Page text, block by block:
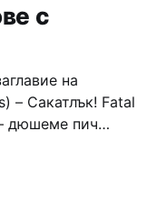
с
Fatal
–